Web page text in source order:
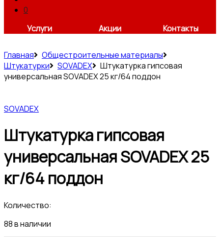
0
Услуги
Акции Контакты
Главная
Общестроительные материалы
Штукатурки
SOVADEX
Штукатурка гипсовая
универсальная SOVADEX 25 кг/64 поддон
SOVADEX
Штукатурка гипсовая
универсальная SOVADEX 25
кг/64 поддон
Количество:
88 в наличии